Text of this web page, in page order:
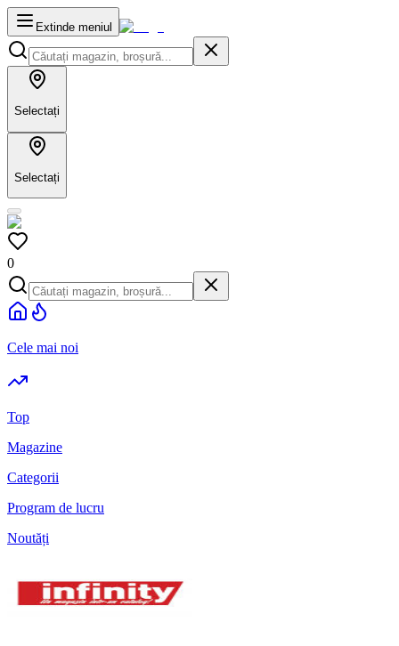
Extinde meniul
Selectați
Selectați
0
Cele mai noi
Top
Magazine
Categorii
Program de lucru
Noutăți